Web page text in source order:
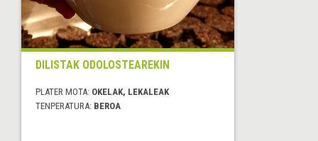
DILISTAK ODOLOSTEAREKIN
PLATER MOTA: OKELAK, LEKALEAK
TENPERATURA: BEROA